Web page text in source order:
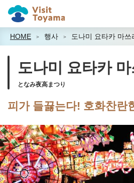
HOME 행사 도나미 요타카 마쓰
도나미 요타카 마
となみ夜高まつり
피가 들끓는다! 호화찬란